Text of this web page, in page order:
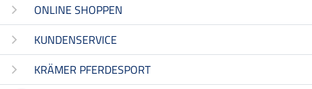
ONLINE SHOPPEN
KUNDENSERVICE
KRÄMER PFERDESPORT